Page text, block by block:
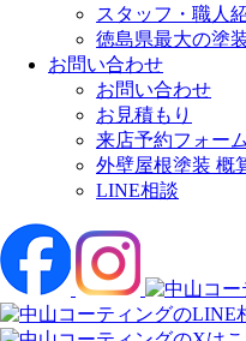
スタッフ・職人
徳島県最大の塗
お問い合わせ
お問い合わせ
お見積もり
来店予約フォーム
外壁屋根塗装 概
LINE相談